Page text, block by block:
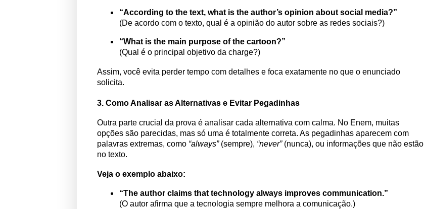
“According to the text, what is the author’s opinion about social media?”
(De acordo com o texto, qual é a opinião do autor sobre as redes sociais?)
“What is the main purpose of the cartoon?”
(Qual é o principal objetivo da charge?)
Assim, você evita perder tempo com detalhes e foca exatamente no que o enunciado
solicita.
3. Como Analisar as Alternativas e Evitar Pegadinhas
Outra parte crucial da prova é analisar cada alternativa com calma. No Enem, muitas
opções são parecidas, mas só uma é totalmente correta. As pegadinhas aparecem com
palavras extremas, como “always”(sempre), “never”(nunca), ou informações que não estão
no texto.
Veja o exemplo abaixo:
“The author claims that technology always improves communication.”
(O autor afirma que a tecnologia sempre melhora a comunicação.)